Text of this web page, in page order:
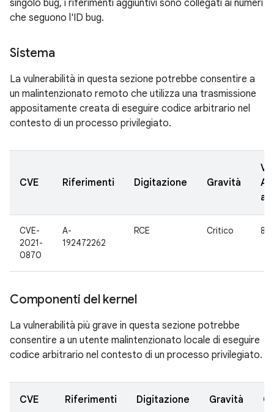
singolo bug, i riferimenti aggiuntivi sono collegati ai numeri
che seguono l'ID bug.
Sistema
La vulnerabilità in questa sezione potrebbe consentire a
un malintenzionato remoto che utilizza una trasmissione
appositamente creata di eseguire codice arbitrario nel
contesto di un processo privilegiato.
CVE Riferimenti Digitazione Gravità
CVE-
2021-
0870
A-
192472262
RCE Critico
Componenti del kernel
La vulnerabilità più grave in questa sezione potrebbe
consentire a un utente malintenzionato locale di eseguire
codice arbitrario nel contesto di un processo privilegiato.
CVE Riferimenti Digitazione Gravità